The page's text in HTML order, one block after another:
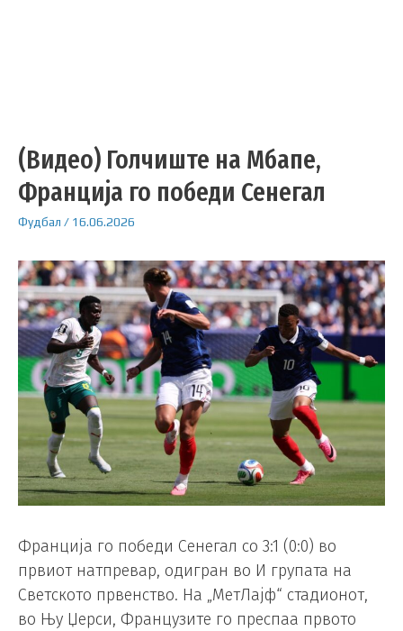
(Видео) Голчиште на Мбапе,
Франција го победи Сенегал
Фудбал / 16.06.2026
Франција го победи Сенегал со 3:1 (0:0) во
првиот натпревар, одигран во И групата на
Светското првенство. На „МетЛајф“ стадионот,
во Њу Џерси, Французите го преспаа првото